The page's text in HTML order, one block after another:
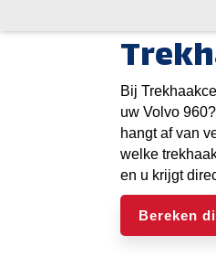
Bij
uw Volvo
hangt af van
welke
en u krijgt
Bereken